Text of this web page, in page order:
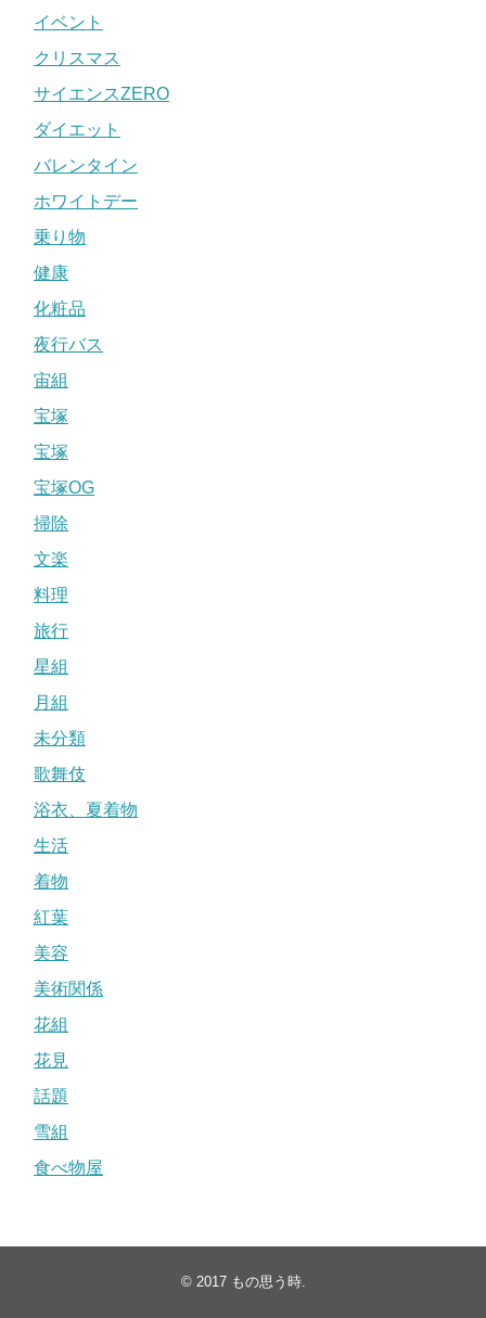
イベント
クリスマス
サイエンスZERO
ダイエット
バレンタイン
ホワイトデー
乗り物
健康
化粧品
夜行バス
宙組
宝塚
宝塚
宝塚OG
掃除
文楽
料理
旅行
星組
月組
未分類
歌舞伎
浴衣、夏着物
生活
着物
紅葉
美容
美術関係
花組
花見
話題
雪組
食べ物屋
© 2017 もの思う時.